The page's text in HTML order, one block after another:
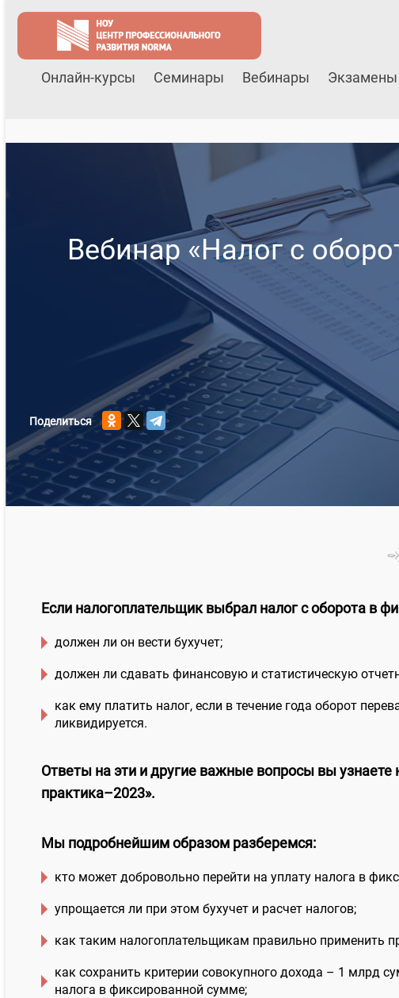
Онлайн-курсы Семинары Вебинары Экзамены
Вебинар «Налог с
Поделиться
Если налогоплательщик выбрал налог с оборота в
должен ли он вести бухучет;
должен ли сдавать финансовую и статистическую
как ему платить налог, если в течение года оборот
ликвидируется.
Ответы на эти и другие важные вопросы вы
практика–2023».
Мы подробнейшим образом разберемся:
кто может добровольно перейти на уплату налога в
упрощается ли при этом бухучет и расчет налогов;
как таким налогоплательщикам правильно применить
как сохранить критерии совокупного дохода – 1 млрд
налога в фиксированной сумме;